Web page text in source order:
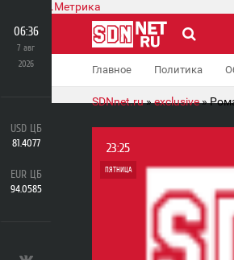
Главное Политика
06:36
7 авг
2026
USD ЦБ
81.4077
EUR ЦБ
94.0585
SDNnet.ru»exclusive»
23:25
ПЯТНИЦА